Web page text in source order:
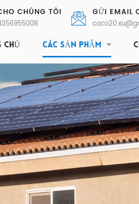
CHÚNG TÔI GỬI EMAIL
CHỦ CÁC SẢN PHẨM